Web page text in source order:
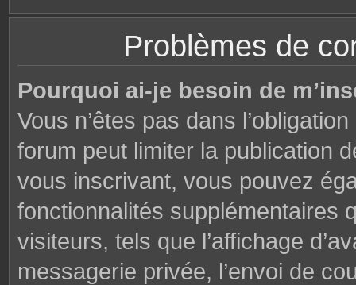
Problèmes de
Pourquoi ai-je besoin de
Vous n’êtes pas dans
forum peut limiter la publication
vous inscrivant, vous pouvez
fonctionnalités supplémentaires
visiteurs, tels que l’affichage
messagerie privée, l’envoi de